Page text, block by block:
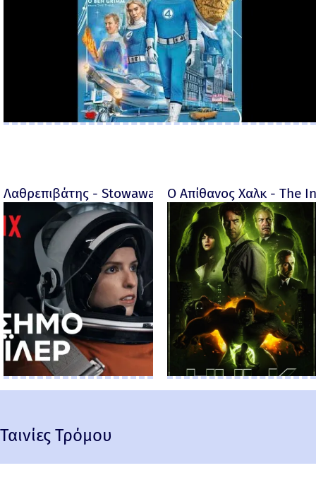
Λαθρεπιβάτης - Stowaway 2021 | Netflix
Ο Απίθανος Χαλκ - The
Ταινίες Τρόμου